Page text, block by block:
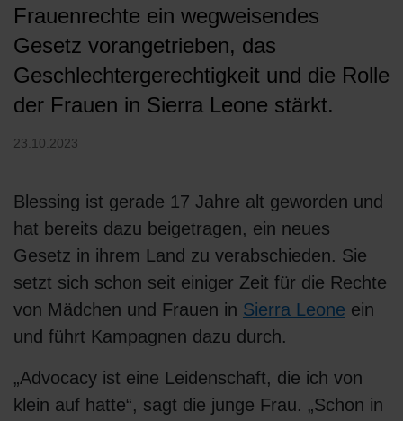
Frauenrechte ein wegweisendes
Gesetz vorangetrieben, das
Geschlechtergerechtigkeit und die Rolle
der Frauen in Sierra Leone stärkt.
23.10.2023
Blessing ist gerade 17 Jahre alt geworden und
hat bereits dazu beigetragen, ein neues
Gesetz in ihrem Land zu verabschieden. Sie
setzt sich schon seit einiger Zeit für die Rechte
von Mädchen und Frauen in Sierra Leone ein
und führt Kampagnen dazu durch.
„Advocacy ist eine Leidenschaft, die ich von
klein auf hatte“, sagt die junge Frau. „Schon in